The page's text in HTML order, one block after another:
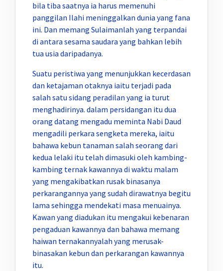
bila tiba saatnya ia harus memenuhi
panggilan Ilahi meninggalkan dunia yang fana
ini. Dan memang Sulaimanlah yang terpandai
di antara sesama saudara yang bahkan lebih
tua usia daripadanya.
Suatu peristiwa yang menunjukkan kecerdasan
dan ketajaman otaknya iaitu terjadi pada
salah satu sidang peradilan yang ia turut
menghadirinya. dalam persidangan itu dua
orang datang mengadu meminta Nabi Daud
mengadili perkara sengketa mereka, iaitu
bahawa kebun tanaman salah seorang dari
kedua lelaki itu telah dimasuki oleh kambing-
kambing ternak kawannya di waktu malam
yang mengakibatkan rusak binasanya
perkarangannya yang sudah dirawatnya begitu
lama sehingga mendekati masa menuainya.
Kawan yang diadukan itu mengakui kebenaran
pengaduan kawannya dan bahawa memang
haiwan ternakannyalah yang merusak-
binasakan kebun dan perkarangan kawannya
itu.